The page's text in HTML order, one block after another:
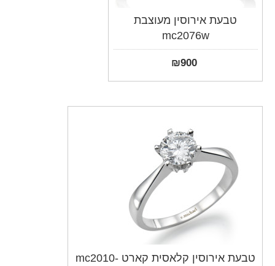
טבעת אירוסין מעוצבת
mc2076w
₪900
טבעת אירוסין קלאסית קארט mc2010-